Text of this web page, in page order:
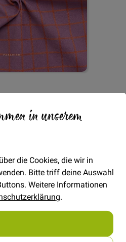
in unserem
die Cookies, die wir in
Bitte triff deine Auswahl
Weitere Informationen
.
- Plum
Menge
Warenkorb